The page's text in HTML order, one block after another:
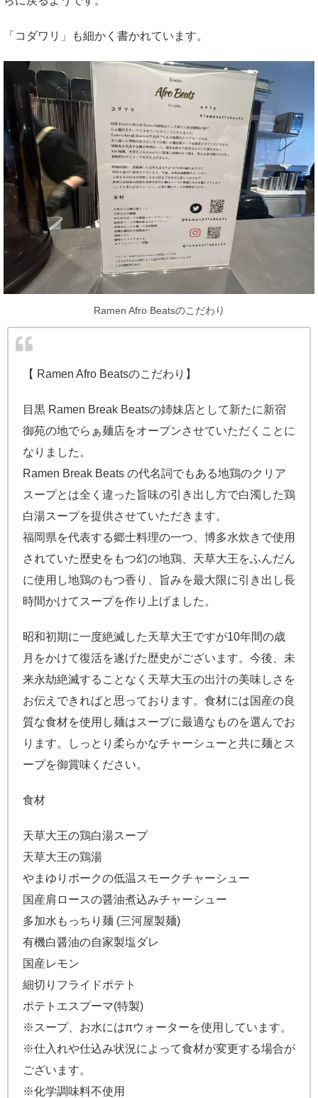
「コダワリ」も細かく書かれています。
Ramen Afro Beatsのこだわり
【 Ramen Afro Beatsのこだわり】
目黒 Ramen Break Beatsの姉妹店として新たに新宿
御苑の地でらぁ麺店をオープンさせていただくことに
なりました。
Ramen Break Beats の代名詞でもある地鶏のクリア
スープとは全く違った旨味の引き出し方で白濁した鶏
白湯スープを提供させていただきます。
福岡県を代表する郷士料理の一つ、博多水炊きで使用
されていた歴史をもつ幻の地鶏、天草大王をふんだん
に使用し地鶏のもつ香り、旨みを最大限に引き出し長
時間かけてスープを作り上げました。
昭和初期に一度絶滅した天草大王ですが10年間の歳
月をかけて復活を遂げた歴史がございます。今後、未
来永劫絶滅することなく天草大玉の出汁の美味しさを
お伝えできればと思っております。食材には国産の良
質な食材を使用し麺はスープに最適なものを選んでお
ります。しっとり柔らかなチャーシューと共に麺とス
ープを御賞味ください。
食材
天草大王の鶏白湯スープ
天草大王の鶏湯
やまゆりポークの低温スモークチャーシュー
国産肩ロースの醤油煮込みチャーシュー
多加水もっちり麺 (三河屋製麺)
有機白醤油の自家製塩ダレ
国産レモン
細切りフライドポテト
ポテトエスプーマ(特製)
※スープ、お水にはπウォーターを使用しています。
※仕入れや仕込み状況によって食材が変更する場合が
ございます。
※化学調味料不使用